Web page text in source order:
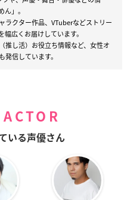
」。
ラクター作品、VTuberなどストリー
広くお届けしています。
推し活）お役立ち情報など、女性オ
信しています。
いる声優さん